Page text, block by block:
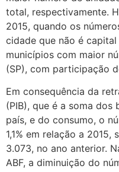
total, respectivamente.
2015, quando os
cidade que não é
municípios com maior
(SP), com participação
Em consequência da
(PIB), que é a soma
país, e do consumo, o
1,1% em relação a
3.073, no ano anterior.
ABF, a diminuição do